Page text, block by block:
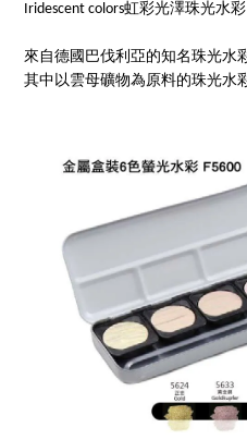
Iridescent colors虹彩光澤珠光水彩
來自德國巴伐利亞的知名珠光水
其中以雲母礦物為原料的珠光水